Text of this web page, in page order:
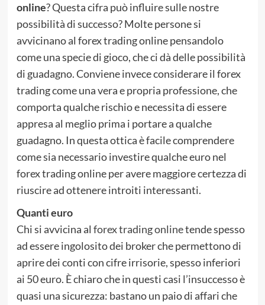
online? Questa cifra può influire sulle nostre
possibilità di successo? Molte persone si
avvicinano al forex trading online pensandolo
come una specie di gioco, che ci dà delle possibilità
di guadagno. Conviene invece considerare il forex
trading come una vera e propria professione, che
comporta qualche rischio e necessita di essere
appresa al meglio prima i portare a qualche
guadagno. In questa ottica è facile comprendere
come sia necessario investire qualche euro nel
forex trading online per avere maggiore certezza di
riuscire ad ottenere introiti interessanti.
Quanti euro
Chi si avvicina al forex trading onlinetende spesso
ad essere ingolosito dei broker che permettono di
aprire dei conti con cifre irrisorie, spesso inferiori
ai 50 euro. È chiaro che in questi casi l’insuccesso è
quasi una sicurezza: bastano un paio di affari che